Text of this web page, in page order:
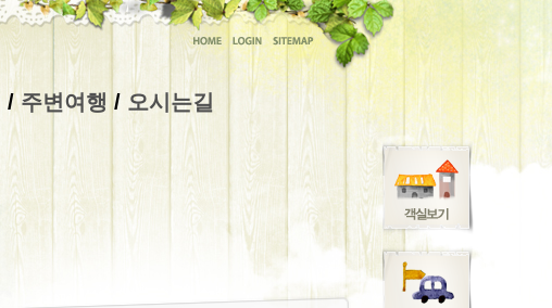
/주변여행 / 오시는길